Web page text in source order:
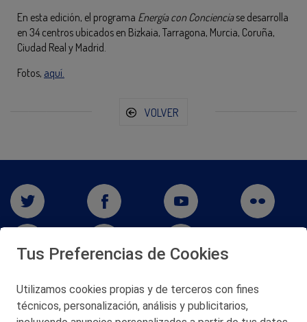
En esta edición, el programa Energía con Concienciase desarrolla
en 34 centros ubicados en Bizkaia, Tarragona, Murcia, Coruña,
Ciudad Real y Madrid.
Fotos, aquí.
VOLVER
San Martín 5-Edificio Muñatones,
48550 Muskiz (Bizkaia)
Tus Preferencias de Cookies
Utilizamos cookies propias y de terceros con fines
técnicos, personalización, análisis y publicitarios,